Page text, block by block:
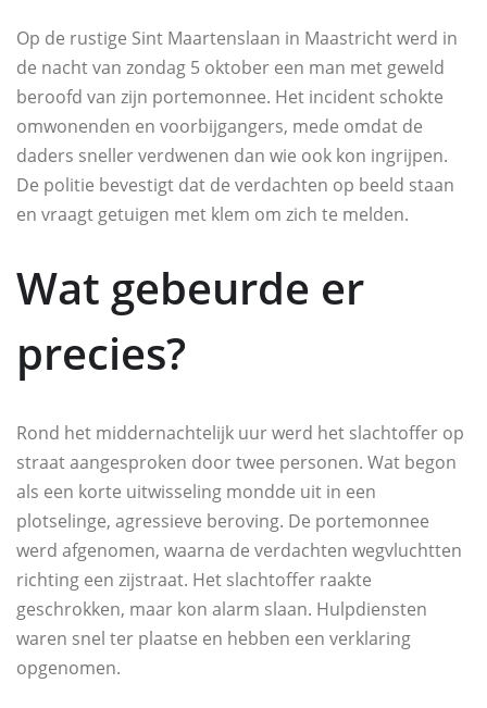
Op de rustige Sint Maartenslaan in Maastricht werd in
de nacht van zondag 5 oktober een man met geweld
beroofd van zijn portemonnee. Het incident schokte
omwonenden en voorbijgangers, mede omdat de
daders sneller verdwenen dan wie ook kon ingrijpen.
De politie bevestigt dat de verdachten op beeld staan
en vraagt getuigen met klem om zich te melden.
Wat gebeurde er
precies?
Rond het middernachtelijk uur werd het slachtoffer op
straat aangesproken door twee personen. Wat begon
als een korte uitwisseling mondde uit in een
plotselinge, agressieve beroving. De portemonnee
werd afgenomen, waarna de verdachten wegvluchtten
richting een zijstraat. Het slachtoffer raakte
geschrokken, maar kon alarm slaan. Hulpdiensten
waren snel ter plaatse en hebben een verklaring
opgenomen.